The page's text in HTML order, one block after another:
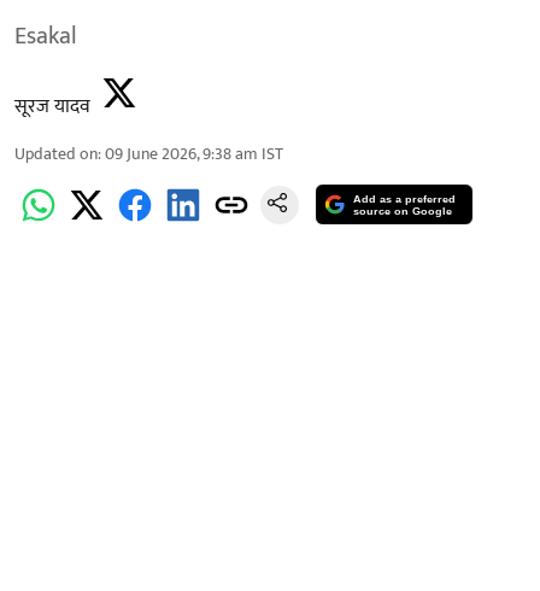
Esakal
सूरज यादव
Updated on:09 June 2026, 9:38 am IST
Add as a preferred
source on Google